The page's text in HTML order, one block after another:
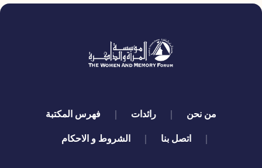
quick links
من نحن رائدات
فهرس المكتبة
اتصل بنا
الشروط و الاحكام